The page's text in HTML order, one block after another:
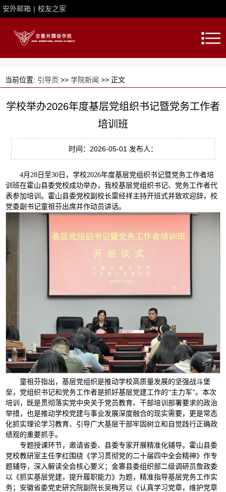
安外邮箱 | 校友之家
当前位置: 引导页 >> 学院新闻 >> 正文
学校举办2026年度基层党组织书记暨党务工作者
培训班
时间：2026-05-01 发布人：
4月28日至30日，学校2026年度基层党组织书记暨党务工作者培
训班在霍山县委党校成功举办，我校基层党组织书记、党务工作者代
表参加培训。霍山县委党校副校长雷经祥主持开班式并致欢迎辞，校
党委副书记童祖芬出席并作动员讲话。
童祖芬指出，基层党组织是推动学校高质量发展的坚强战斗堡
垒，党组织书记和党务工作者是抓好基层党建工作的“主力军”。本次
培训，既是贯彻落实党中央关于党员教育、干部培训部署要求的政治
举措，也是推动学校党建与事业发展深度融合的现实需要，更是常态
化抓实理论学习教育、引导广大基层干部牢固树立和自觉践行正确政
绩观的重要抓手。
专题授课环节，邀请省委、县委专家开展精准化辅导。霍山县委
党校教研室主任李红围绕《学习贯彻党的二十届四中全会精神》作专
题辅导，深入解读全会核心要义；金寨县委组织部二级调研员詹政委
以《抓实基层党建，提升履职能力》为题，精准指导基层党务工作实
务；安徽省委党史研究院副院长吴梅芳以《认真学习党章，维护党章